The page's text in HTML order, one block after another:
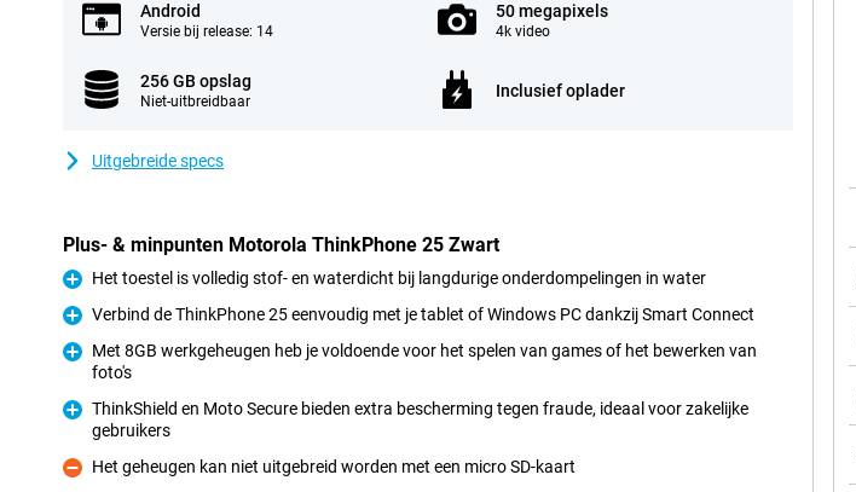
Android
Versie bij release: 14
50 megapixels
4k video
256 GB opslag
Niet-uitbreidbaar
Inclusief oplader
Uitgebreide specs
Plus- & minpunten Motorola ThinkPhone 25 Zwart
Pluspunt
Het toestel is volledig stof- en waterdicht bij langdurige onderdompelingen in water
Pluspunt
Verbind de ThinkPhone 25 eenvoudig met je tablet of Windows PC dankzij Smart Connect
Pluspunt
Met 8GB werkgeheugen heb je voldoende voor het spelen van games of het bewerken van
foto's
Pluspunt
ThinkShield en Moto Secure bieden extra bescherming tegen fraude, ideaal voor zakelijke
gebruikers
Minpunt
Het geheugen kan niet uitgebreid worden met een micro SD-kaart